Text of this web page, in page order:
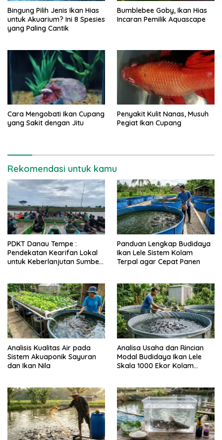
Bingung Pilih Jenis Ikan Hias
untuk Akuarium? Ini 8 Spesies
yang Paling Cantik
Bumblebee Goby, Ikan Hias
Incaran Pemilik Aquascape
Cara Mengobati Ikan Cupang
yang Sakit dengan Jitu
Penyakit Kulit Nanas, Musuh
Pegiat Ikan Cupang
Rekomendasi untuk kamu
PDKT Danau Tempe :
Pendekatan Kearifan Lokal
untuk Keberlanjutan Sumber
Panduan Lengkap Budidaya
Ikan Lele Sistem Kolam
Terpal agar Cepat Panen
Analisis Kualitas Air pada
Sistem Akuaponik Sayuran
dan Ikan Nila
Analisa Usaha dan Rincian
Modal Budidaya Ikan Lele
Skala 1000 Ekor Kolam